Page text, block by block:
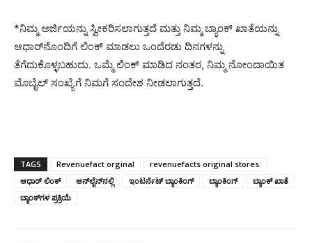
*ನಿಮ್ಮ ಅರ್ಜಿಯನ್ನು ಸ್ವೀಕರಿಸಲಾಗುತ್ತದೆ ಮತ್ತು ನಿಮ್ಮ ಬ್ಯಾಂಕ್ ಖಾತೆಯನ್ನು
ಆಧಾರ್‌ನೊಂದಿಗೆ ಲಿಂಕ್ ಮಾಡಲು ಒಂದೆರಡು ದಿನಗಳನ್ನು
ತೆಗೆದುಕೊಳ್ಳಬಹುದು. ಒಮ್ಮೆ ಲಿಂಕ್ ಮಾಡಿದ ನಂತರ, ನಿಮ್ಮ ನೋಂದಾಯಿತ
ಮೊಬೈಲ್ ಸಂಖ್ಯೆಗೆ ನಿಮಗೆ ಸಂದೇಶ ನೀಡಲಾಗುತ್ತದೆ.
TAGS Revenuefact orginal
revenuefacts original stores.
ಆಧಾರ್ ಲಿಂಕ್
ಆನ್‌ಲೈನ್‌ನಲ್ಲಿ ಇಂಟರ್ನೆಟ್ ಬ್ಯಾಂಕಿಂಗ್ ಬ್ಯಾಂಕಿಂಗ್
ಬ್ಯಾಂಕ್ ಖಾತೆ
ಬ್ಯಾಂಕ್‌ಗಳ ಪ್ರಕ್ರಿಯೆ